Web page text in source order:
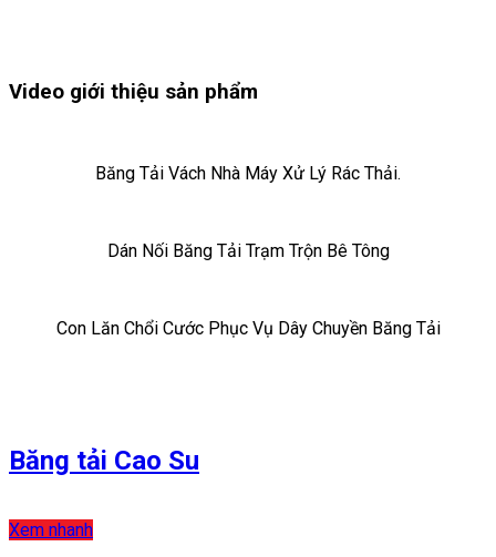
Video giới thiệu sản phẩm
Băng Tải Vách Nhà Máy Xử Lý Rác Thải.
Dán Nối Băng Tải Trạm Trộn Bê Tông
Con Lăn Chổi Cước Phục Vụ Dây Chuyền Băng Tải
Băng tải Cao Su
Xem nhanh